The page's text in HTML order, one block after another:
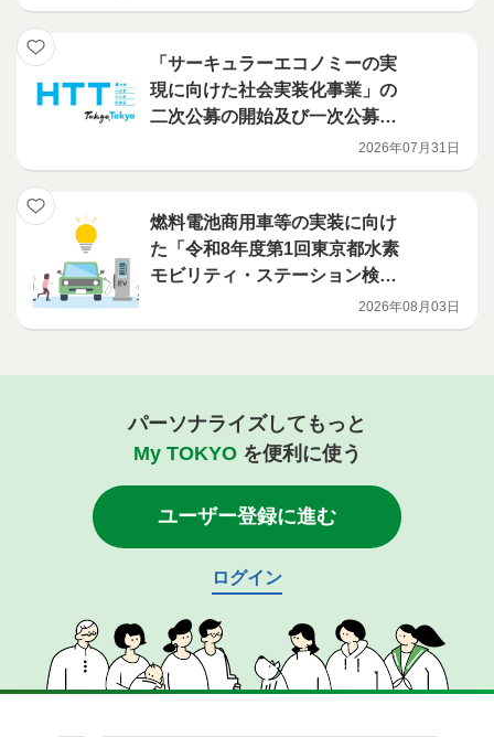
（電池検知機・火災検知機等の
「サーキュラーエコノミーの実
現に向けた社会実装化事業」の
二次公募の開始及び一次公募の
2026年07月31日
燃料電池商用車等の実装に向け
た「令和8年度第1回東京都水素
モビリティ・ステーション検討
ワーキンググループ」の開催に
ついて
2026年08月03日
パーソナライズしてもっと
My TOKYOを便利に使う
ユーザー登録に進む
ログイン